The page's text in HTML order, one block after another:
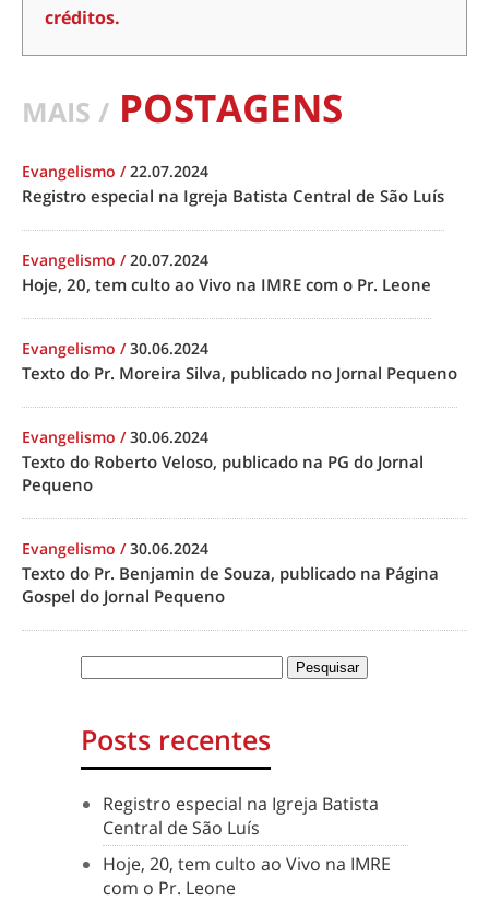
créditos.
MAIS / POSTAGENS
Evangelismo /22.07.2024
Registro especial na Igreja Batista Central de São Luís
Evangelismo /20.07.2024
Hoje, 20, tem culto ao Vivo na IMRE com o Pr. Leone
Evangelismo /30.06.2024
Texto do Pr. Moreira Silva, publicado no Jornal Pequeno
Evangelismo /30.06.2024
Texto do Roberto Veloso, publicado na PG do Jornal
Pequeno
Evangelismo /30.06.2024
Texto do Pr. Benjamin de Souza, publicado na Página
Gospel do Jornal Pequeno
Posts recentes
Registro especial na Igreja Batista
Central de São Luís
Hoje, 20, tem culto ao Vivo na IMRE
com o Pr. Leone